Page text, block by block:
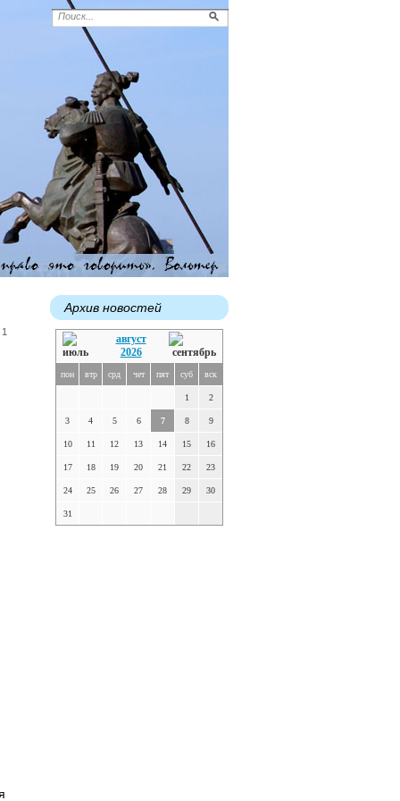
Архив новостей
август
2026
пон втр срд чет пят суб вск
1 2
3 4 5 6 7 8 9
10 11 12 13 14 15 16
17 18 19 20 21 22 23
24 25 26 27 28 29 30
31